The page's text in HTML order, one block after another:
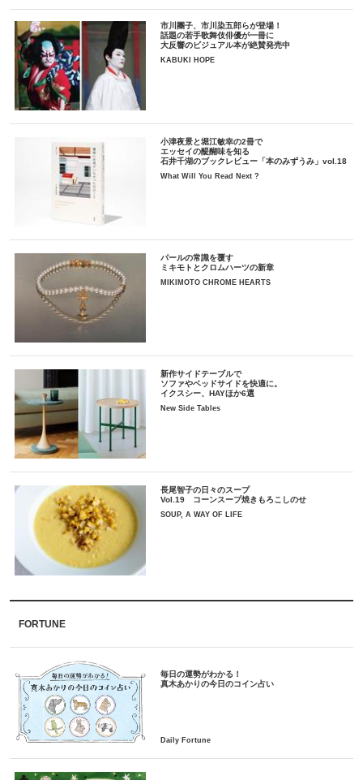
市川團子、市川染五郎らが登場！
話題の若手歌舞伎俳優が一冊に
大反響のビジュアル本が絶賛発売中
KABUKI HOPE
小津夜景と堀江敏幸の2冊で
エッセイの醍醐味を知る
石井千湖のブックレビュー「本のみずうみ」vol.18
What Will You Read Next ?
パールの常識を覆す
ミキモトとクロムハーツの新章
MIKIMOTO CHROME HEARTS
新作サイドテーブルで
ソファやベッドサイドを快適に。
イクスシー、HAYほか6選
New Side Tables
長尾智子の日々のスープ
Vol.19 コーンスープ焼きもろこしのせ
SOUP, A WAY OF LIFE
FORTUNE
毎日の運勢がわかる！